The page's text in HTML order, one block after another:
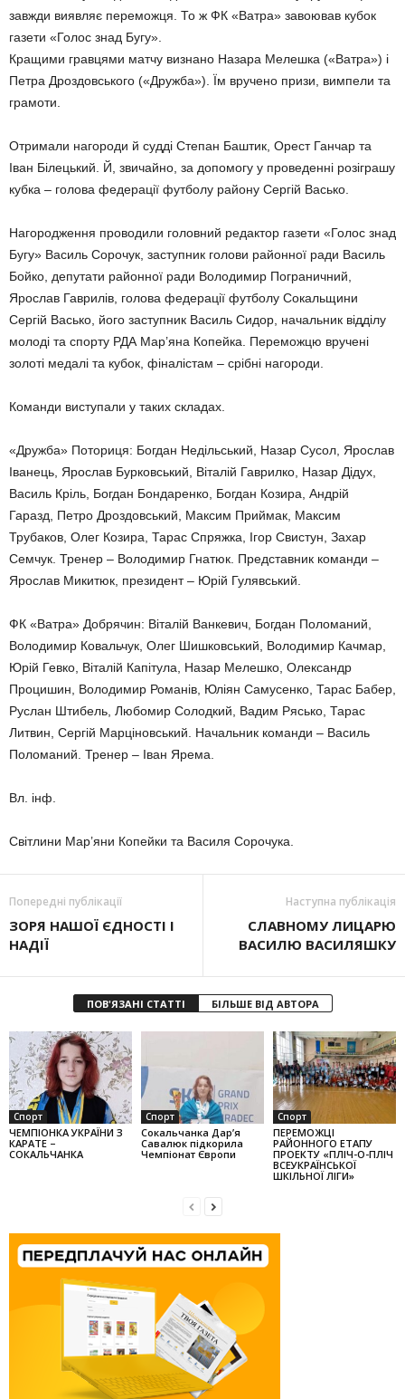
завжди виявляє переможця. То ж ФК «Ватра» завоював кубок
газети «Голос знад Бугу».
Кращими гравцями матчу визнано Назара Мелешка («Ватра») і
Петра Дроздовського («Дружба»). Їм вручено призи, вимпели та
грамоти.
Отримали нагороди й судді Степан Баштик, Орест Ганчар та
Іван Білецький. Й, звичайно, за допомогу у проведенні розіграшу
кубка – голова федерації футболу району Сергій Васько.
Нагородження проводили головний редактор газети «Голос знад
Бугу» Василь Сорочук, заступник голови районної ради Василь
Бойко, депутати районної ради Володимир Пограничний,
Ярослав Гаврилів, голова федерації футболу Сокальщини
Сергій Васько, його заступник Василь Сидор, начальник відділу
молоді та спорту РДА Мар’яна Копейка. Переможцю вручені
золоті медалі та кубок, фіналістам – срібні нагороди.
Команди виступали у таких складах.
«Дружба» Поториця: Богдан Недільський, Назар Сусол, Ярослав
Іванець, Ярослав Бурковський, Віталій Гаврилко, Назар Дідух,
Василь Кріль, Богдан Бондаренко, Богдан Козира, Андрій
Гаразд, Петро Дроздовський, Максим Приймак, Максим
Трубаков, Олег Козира, Тарас Спряжка, Ігор Свистун, Захар
Семчук. Тренер – Володимир Гнатюк. Представник команди –
Ярослав Микитюк, президент – Юрій Гулявський.
ФК «Ватра» Добрячин: Віталій Ванкевич, Богдан Поломаний,
Володимир Ковальчук, Олег Шишковський, Володимир Качмар,
Юрій Гевко, Віталій Капітула, Назар Мелешко, Олександр
Процишин, Володимир Романів, Юліян Самусенко, Тарас Бабер,
Руслан Штибель, Любомир Солодкий, Вадим Рясько, Тарас
Литвин, Сергій Марціновський. Начальник команди – Василь
Поломаний. Тренер – Іван Ярема.
Вл. інф.
Світлини Мар’яни Копейки та Василя Сорочука.
Попередні публікації
ЗОРЯ НАШОЇ ЄДНОСТІ І
НАДІЇ
Наступна публікація
СЛАВНОМУ ЛИЦАРЮ
ВАСИЛЮ ВАСИЛЯШКУ
ПОВ'ЯЗАНІ СТАТТІ БІЛЬШЕ ВІД АВТОРА
Спорт
ЧЕМПІОНКА УКРАЇНИ З
КАРАТЕ –
СОКАЛЬЧАНКА
Спорт
Сокальчанка Дар’я
Савалюк підкорила
Чемпіонат Європи
Спорт
ПЕРЕМОЖЦІ
РАЙОННОГО ЕТАПУ
ПРОЕКТУ «ПЛІЧ-О-ПЛІЧ
ВСЕУКРАЇНСЬКОЇ
ШКІЛЬНОЇ ЛІГИ»